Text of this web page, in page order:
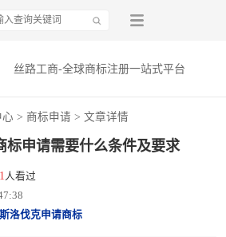
丝路工商-全球商标注册一站式平台
> 商标申请 > 文章详情
标申请需要什么条件及要求
人看过
斯洛伐克申请商标